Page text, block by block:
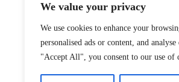
We value your privacy
We use cookies to enhance your
personalised ads or content, and
"Accept All", you consent to our use of